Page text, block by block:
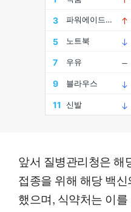
앞서 질병관리청은 해
접종을 위해 해당 백
했으며, 식약처는 이